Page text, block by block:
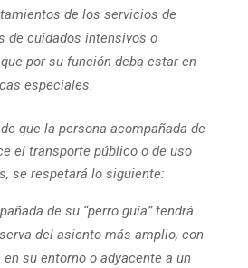
de los servicios de
de cuidados intensivos o
por su función deba estar en
especiales.
que la persona acompañada de
el transporte público o de uso
se respetará lo siguiente:
de su “perro guía” tendrá
del asiento más amplio, con
su entorno o adyacente a un